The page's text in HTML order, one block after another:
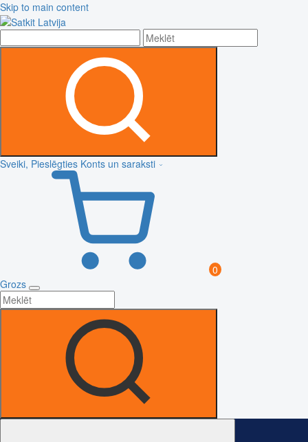
Skip to main content
Sveiki, Pieslēgties Konts un saraksti
0
Grozs